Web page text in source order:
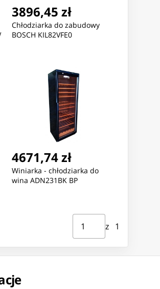
3896,45 zł
Chłodziarka do zabudowy
BOSCH KIL82VFE0
4671,74 zł
Winiarka - chłodziarka do
wina ADN231BK BP
Strona ⁨1⁩ z ⁨1⁩
z ⁨1⁩
Przejdź do strony